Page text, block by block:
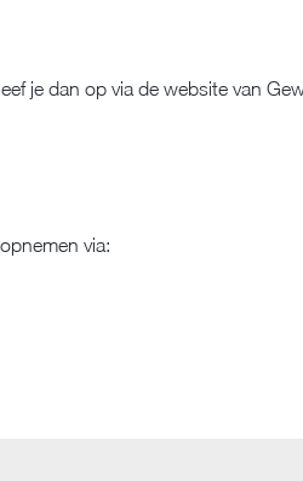
je dan op via de website van
via: